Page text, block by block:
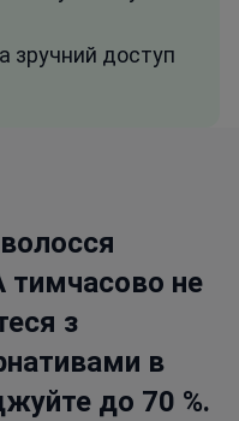
зручний доступ
не
з
в
до 70 %.